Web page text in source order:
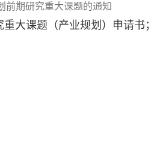
前期研究重大课题的通知
大课题（产业规划）申请书；